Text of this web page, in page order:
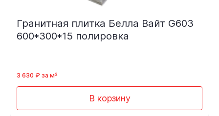
Гранитная плитка Белла Вайт G603
600*300*15 полировка
3 630 ₽ за м²
В корзину